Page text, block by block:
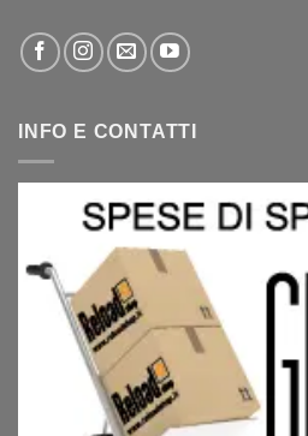
INFO E CONTATTI